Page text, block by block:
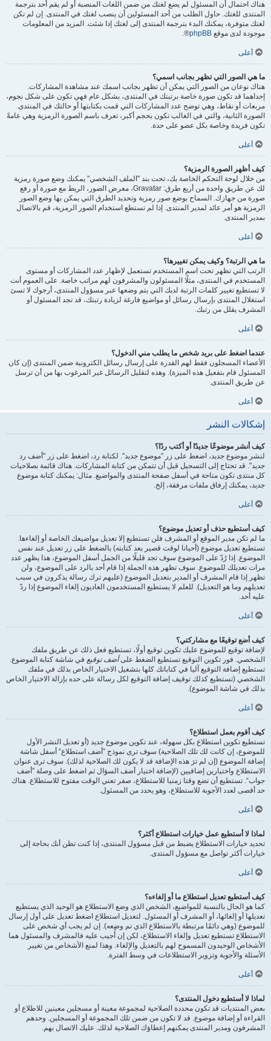
هناك احتمال أن المسئول لم يضع لغتك من ضمن اللغات المنصبة أو لم يقم أحد بترجمة
المنتدى للغتك. حاول الطلب من أحد المسئولين أن ينصب لغتك في المنتدى. إن لم تكن
لغتك متوفرة، يمكنك البدء بترجمة المنتدى إلى لغتك إذا شئت. المزيد من المعلومات
موجودة لدى موقع phpBB
®.
أعلى
ما هي الصور التي تظهر بجانب اسمي؟
هناك نوعان من الصور التي يمكن أن تظهر بجانب اسمك عند مشاهدة المشاركات.
إحداهما قد تكون صورة خاصة برتبتك في المنتدى، بشكل عام فهي تكون على شكل نجوم،
مربعات أو نقاط، وهي توضح عدد المشاركات التي قمت بكتابتها أو حالتك في المنتدى.
الصورة الثانية، والتي في الغالب تكون بحجم أكبر، تعرف باسم الصورة الرمزية وهي عامةً
تكون فريدة وخاصة بكل عضو على حدة.
أعلى
كيف أظهر الصورة الرمزية؟
من خلال لوحة التحكم الخاصة بك، تحت بند "الملف الشخصي" يمكنك وضع صورة رمزية
لك عن طريق واحدة من أربع طرق: Gravatar، معرض الصور، الربط مع صورة أو رفع
صورة من جهازك. السماح بوضع صور رمزية وتحديد الطرق التي يمكن بها وضع الصور
الرمزية هو أمر عائد لمدير المنتدى. إذا لم تستطع استخدام الصور الرمزية، قم بالاتصال
بمدير المنتدى.
أعلى
ما هي الرتبة؟ وكيف يمكن تغييرها؟
الرتب التي تظهر تحت اسم المستخدم تستعمل لإظهار عدد المشاركات أو مستوى
المستخدم في المنتدى، مثلًا المسئولون والمشرفون لهم مراتب خاصة. على العموم أنت
لا تستطيع تغيير كلمات الرتبة لديك التي يتم وضعها عبر مسؤول المنتدى، أرجوك لا تسئ
استغلال المنتدى بإرسال رسائل أو مواضيع فارغة لزيادة رتبتك، قد تجد المسئول أو
المشرف يقلل من رتبك.
أعلى
عندما اضغط على بريد شخص ما يطلب مني الدخول؟
الأعضاء المسجلون فقط لهم القدرة على إرسال رسائل الكترونية ضمن المنتدى (إن كان
المسئول قام بتفعيل هذه الميزة). وهذه لتقليل الرسائل غير المرغوب بها من أن ترسل
عن طريق المنتدى.
أعلى
إشكالات النشر
كيف أنشر موضوعًا جديدًا أو أكتب ردًا؟
لنشر موضوع جديد، اضغط على زر "موضوع جديد". لكتابة رد، اضغط على زر "أضف رد
جديد". قد تحتاج إلى التسجيل قبل أن تتمكن من كتابة المشاركات. هناك قائمة بصلاحيات
كل منتدى تكون متاحة في أسفل صفحة المنتدى والمواضيع. مثال: يمكنك كتابة موضوع
جديد، يمكنك إرفاق ملفات مرفقة، إلخ.
أعلى
كيف أستطيع حذف أو تعديل موضوع؟
ما لم تكن مدير الموقع أو المشرف فلن تستطيع إلا تعديل مواضيعك الخاصة أو إلغاءها.
تستطيع تعديل موضوع (أحيانا لوقت قصير بعد كتابته) بالضغط على زر تعديل عند نفس
الموضوع. إذا رُدّ على الموضوع سوف تجد قليلًا من الجمل أسفل الموضوع، هذا يظهر عدد
مرات تعديلك للموضوع. سوف تظهر هذه الجملة إذا قام أحد بالرد على الموضوع، ولن
تظهر إذا قام المشرف أو المدير بتعديل الموضوع (عليهم ترك رسالة يذكرون في سبب
تعديلهم وما هو التعديل). للعلم لا يستطيع المستخدمون العاديون إلغاء الموضوع إذا ردّ
عليه أحد.
أعلى
كيف أضع توقيعًا مع مشاركتي؟
لإضافة توقيع للموضوع عليك تكوين توقيع أولًا، تستطيع فعل ذلك عن طريق ملفك
الشخصي. فور تكوين التوقيع تستطيع الضغط علىأضف توقيع في شاشة كتابة الموضوع.
تستطيع إضافة التوقيع آليا في كتاباتك كلها بتشغيل الاختيار الخاص بذلك في ملفك
الشخصي (تستطيع كذلك توقيف إضافة التوقيع لكل رسالة على حده بإزالة الاختيار الخاص
بذلك في شاشة الموضوع).
أعلى
كيف أقوم بعمل استطلاع؟
تستطيع تكوين استطلاع بكل سهولة، عند تكوين موضوع جديد (أو تعديل النشر الأول
للموضوع، إن كانت لك تلك الصلاحية) سوف ترى نموذج ”أضف استطلاع“ أسفل شاشة
إضافة الموضوع (إن لم ترَ هذه الإضافة قد لا يكون لك الصلاحية لذلك). سوف ترى عنوان
الاستطلاع واختيارين إضافيين (لإضافة اختيار أضف السؤال ثم اضغط على وصلة ”أضف
جواب“. تستطيع أن تضع وقتا زمنيا للاستطلاع، صفر تعني الوقت مفتوح للاستطلاع. هناك
حد أقصى لعدد الأجوبة للاستطلاع، وهو يحدد من المسئول.
أعلى
لماذا لا أستطيع عمل خيارات استطلاع أكثر؟
تحديد خيارات الاستطلاع يضبط من قبل مسؤول المنتدى، إذا كنت تظن أنك بحاجة إلى
خيارات أكثر تواصل مع مسؤول المنتدى.
أعلى
كيف أستطيع تعديل استطلاع ما أو إلغاءه؟
كما هو الحال بالنسبة للمواضيع، الشخص الذي وضع الاستطلاع هو الوحيد الذي يستطيع
تعديلها أو إلغائها، أو المشرف أو المسئول. لتعديل استطلاع اضغط تعديل على أول إرسال
للموضوع (وهي دائمًا مرتبطة بالاستطلاع الذي تم وضعه). إن لم يجب أي شخص على
الاستطلاع تستطيع تعديل وإلغاء الاستطلاع، لكن إن أُجيب عليه فالمشرف والمسئول هما
الأشخاص الوحيدون المسموح لهم بالتعديل والإلغاء. وهذا لمنع الأشخاص من تغيير
الأسئلة والأجوبة وتزوير الاستطلاعات في وسط الفترة.
أعلى
لماذا لا أستطيع دخول المنتدى؟
بعض المنتديات قد تكون محددة الصلاحية لمجموعة معينة أو مسجلين معينين للاطلاع أو
القراءة أو إضافة موضوع. قد لا تكون من ضمن تلك المجموعة أو المسجلين. وحدهم
المشرفون ومدير المنتدى يمكنهم إعطاؤك الصلاحية لذلك. عليك الاتصال بهم.